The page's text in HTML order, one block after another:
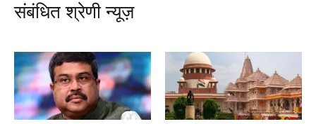
संबंधित श्रेणी न्यूज़